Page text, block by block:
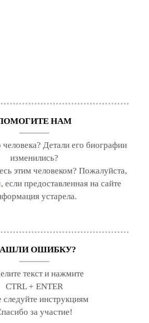
НАМ
человека? Детали его биографии
изменились?
этим человеком? Пожалуйста,
, если предоставленная на сайте
устарела.
ОШИБКУ?
текст и нажмите
CTRL + ENTER
следуйте инструкциям
за участие!